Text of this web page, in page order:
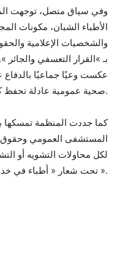
وفي سياق متصل، توجهت
الأطباء الشبان، مكونات
والشخصيات الإعلامية
بـ »القرار التعسفي
عكست وعيًا جماعيًا
صحية عمومية عادلة تحفظ كرامته.
كما جددت المنظمة تمسكها
المستشفى العمومي وحقوق
لكل محاولات التشويه أو
تحت شعار « أطباء في خدمة الشعب والوطن ».